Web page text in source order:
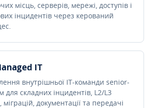
місць, серверів, мережі, доступів і
інцидентів через керований
IT
внутрішньої IT-команди senior-
для складних інцидентів, L2/L3
міграцій, документації та передачі